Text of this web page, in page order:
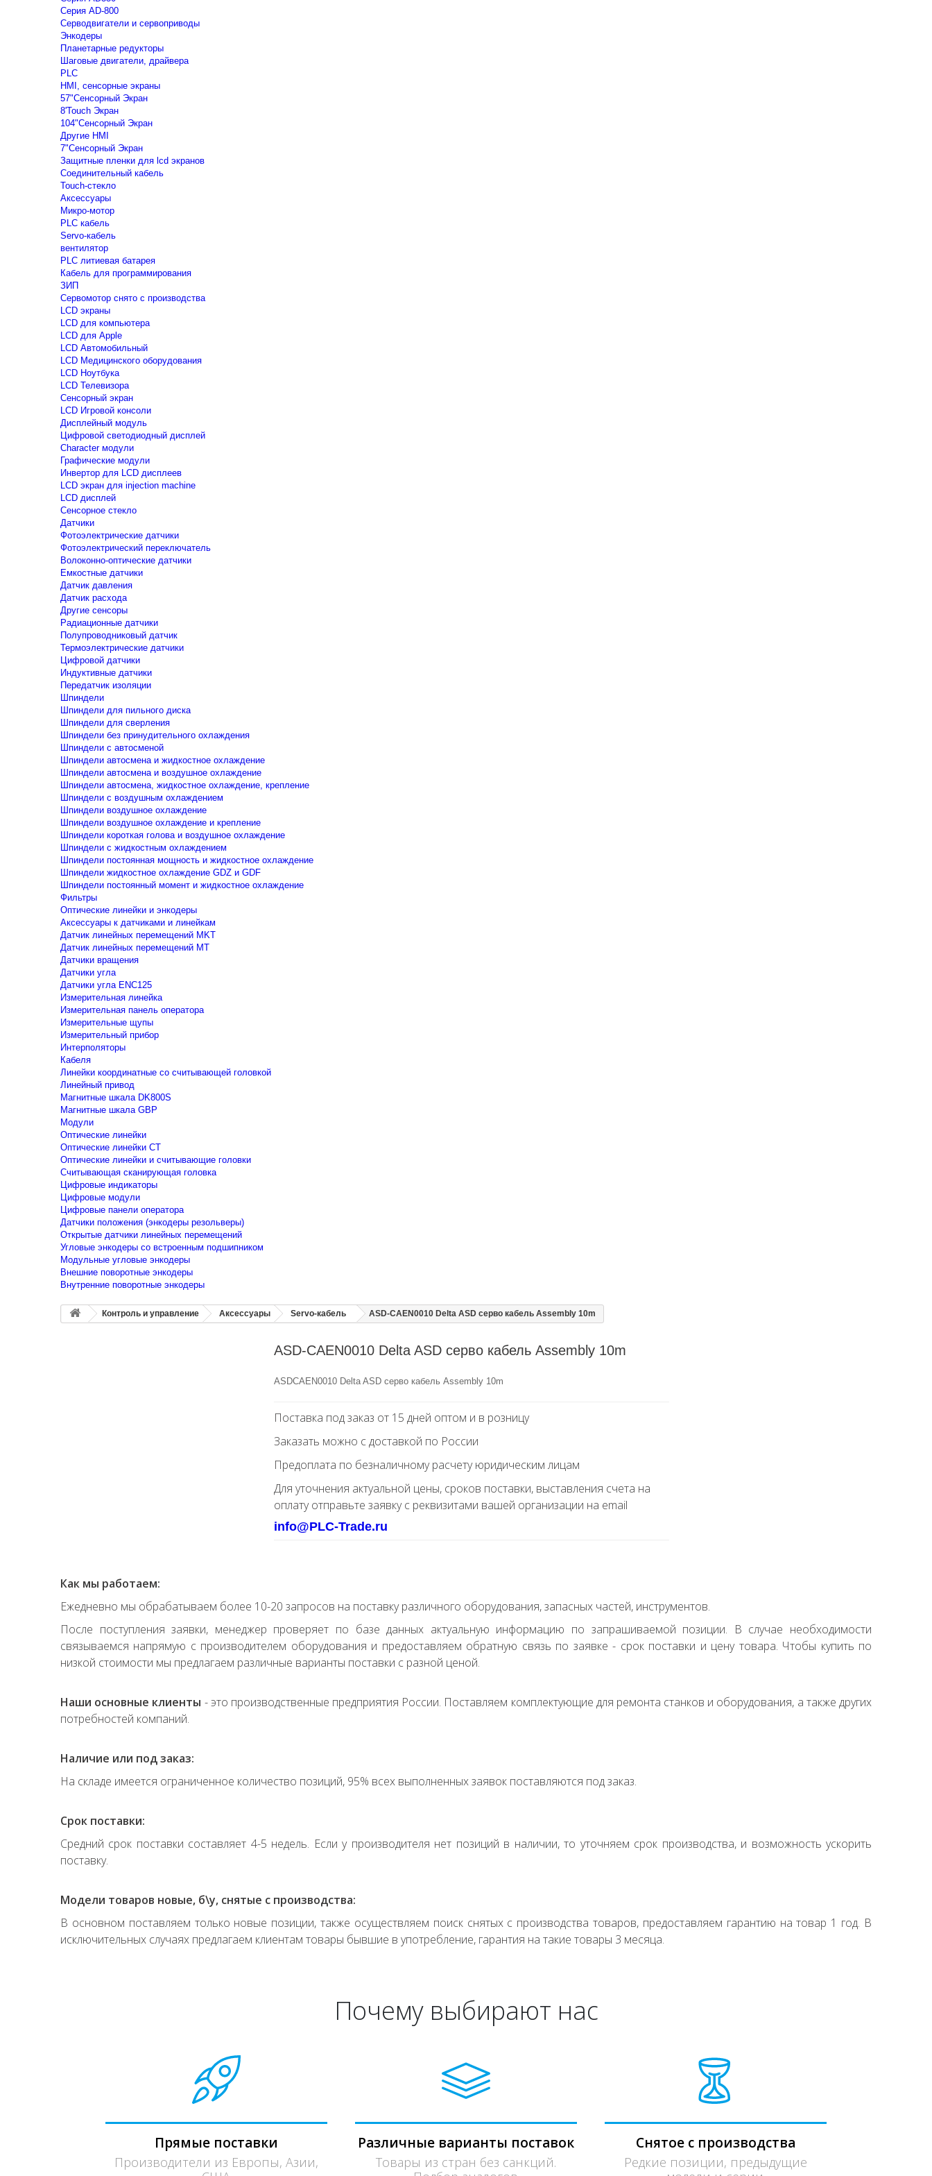
Серия AD-800
Серводвигатели и сервоприводы
Энкодеры
Планетарные редукторы
Шаговые двигатели, драйвера
PLC
HMI, сенсорные экраны
57"Сенсорный Экран
8'Touch Экран
104"Сенсорный Экран
Другие HMI
7"Сенсорный Экран
Защитные пленки для lcd экранов
Соединительный кабель
Touch-стекло
Аксессуары
Микро-мотор
PLC кабель
Servo-кабель
вентилятор
PLC литиевая батарея
Кабель для программирования
ЗИП
Сервомотор снято с производства
LCD экраны
LCD для компьютера
LCD для Apple
LCD Автомобильный
LCD Медицинского оборудования
LCD Ноутбука
LCD Телевизора
Сенсорный экран
LCD Игровой консоли
Дисплейный модуль
Цифровой светодиодный дисплей
Сharacter модули
Графические модули
Инвертор для LCD дисплеев
LCD экран для injection machine
LCD дисплей
Сенсорное стекло
Датчики
Фотоэлектрические датчики
Фотоэлектрический переключатель
Волоконно-оптические датчики
Емкостные датчики
Датчик давления
Датчик расхода
Другие сенсоры
Радиационные датчики
Полупроводниковый датчик
Термоэлектрические датчики
Цифровой датчики
Индуктивные датчики
Передатчик изоляции
Шпиндели
Шпиндели для пильного диска
Шпиндели для сверления
Шпиндели без принудительного охлаждения
Шпиндели с автосменой
Шпиндели автосмена и жидкостное охлаждение
Шпиндели автосмена и воздушное охлаждение
Шпиндели автосмена, жидкостное охлаждение, крепление
Шпиндели с воздушным охлаждением
Шпиндели воздушное охлаждение
Шпиндели воздушное охлаждение и крепление
Шпиндели короткая голова и воздушное охлаждение
Шпиндели с жидкостным охлаждением
Шпиндели постоянная мощность и жидкостное охлаждение
Шпиндели жидкостное охлаждение GDZ и GDF
Шпиндели постоянный момент и жидкостное охлаждение
Фильтры
Оптические линейки и энкодеры
Аксессуары к датчиками и линейкам
Датчик линейных перемещений MKT
Датчик линейных перемещений MT
Датчики вращения
Датчики угла
Датчики угла ENC125
Измерительная линейка
Измерительная панель оператора
Измерительные щупы
Измерительный прибор
Интерполяторы
Кабеля
Линейки координатные со считывающей головкой
Линейный привод
Магнитные шкала DK800S
Магнитные шкала GBP
Модули
Оптические линейки
Оптические линейки CT
Оптические линейки и считывающие головки
Считывающая сканирующая головка
Цифровые индикаторы
Цифровые модули
Цифровые панели оператора
Датчики положения (энкодеры резольверы)
Открытые датчики линейных перемещений
Угловые энкодеры со встроенным подшипником
Модульные угловые энкодеры
Внешние поворотные энкодеры
Внутренние поворотные энкодеры
Контроль и управление Аксессуары Servo-кабель ASD-CAEN0010 Delta ASD серво кабель Assembly 10m
ASD-CAEN0010 Delta ASD серво кабель Assembly 10m
ASDCAEN0010 Delta ASD серво кабель Assembly 10m
Поставка под заказ от 15 дней оптом и в розницу
Заказать можно с доставкой по России
Предоплата по безналичному расчету юридическим лицам
Для уточнения актуальной цены, сроков поставки, выставления счета на
оплату отправьте заявку с реквизитами вашей организации на email
info@PLC-Trade.ru
Как мы работаем:
Ежедневно мы обрабатываем более 10-20 запросов на поставку различного оборудования, запасных частей, инструментов.
После поступления заявки, менеджер проверяет по базе данных актуальную информацию по запрашиваемой позиции. В случае необходимости
связываемся напрямую с производителем оборудования и предоставляем обратную связь по заявке - срок поставки и цену товара. Чтобы купить по
низкой стоимости мы предлагаем различные варианты поставки с разной ценой.
Наши основные клиенты - это производственные предприятия России. Поставляем комплектующие для ремонта станков и оборудования, а также других
потребностей компаний.
Наличие или под заказ:
На складе имеется ограниченное количество позиций, 95% всех выполненных заявок поставляются под заказ.
Срок поставки:
Средний срок поставки составляет 4-5 недель. Если у производителя нет позиций в наличии, то уточняем срок производства, и возможность ускорить
поставку.
Модели товаров новые, б\у, снятые с производства:
В основном поставляем только новые позиции, также осуществляем поиск снятых с производства товаров, предоставляем гарантию на товар 1 год. В
исключительных случаях предлагаем клиентам товары бывшие в употребление, гарантия на такие товары 3 месяца.
Почему выбирают нас
Прямые поставки
Производители из Европы, Азии,
Различные варианты поставок
Товары из стран без санкций.
Снятое с производства
Редкие позиции, предыдущие